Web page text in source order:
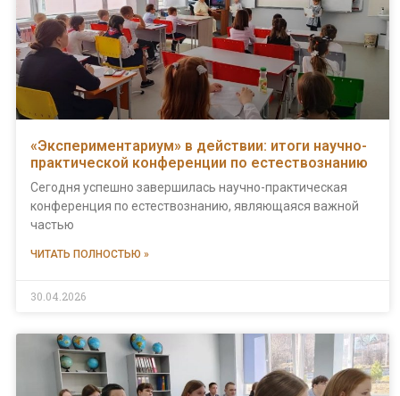
«Экспериментариум» в действии: итоги научно-
практической конференции по естествознанию
Сегодня успешно завершилась научно-практическая
конференция по естествознанию, являющаяся важной
частью
ЧИТАТЬ ПОЛНОСТЬЮ »
30.04.2026